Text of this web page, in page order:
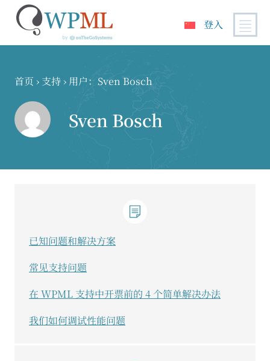
登入
首页 › 支持› 用户：Sven Bosch
Sven Bosch
已知问题和解决方案
常见支持问题
在 WPML 支持中开票前的 4 个简单解决办法
我们如何调试性能问题